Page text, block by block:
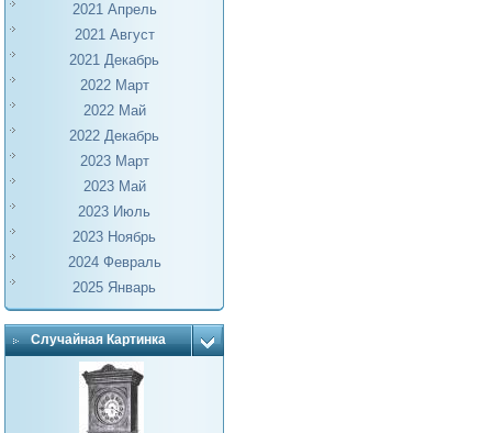
2021 Апрель
2021 Август
2021 Декабрь
2022 Март
2022 Май
2022 Декабрь
2023 Март
2023 Май
2023 Июль
2023 Ноябрь
2024 Февраль
2025 Январь
Случайная Картинка